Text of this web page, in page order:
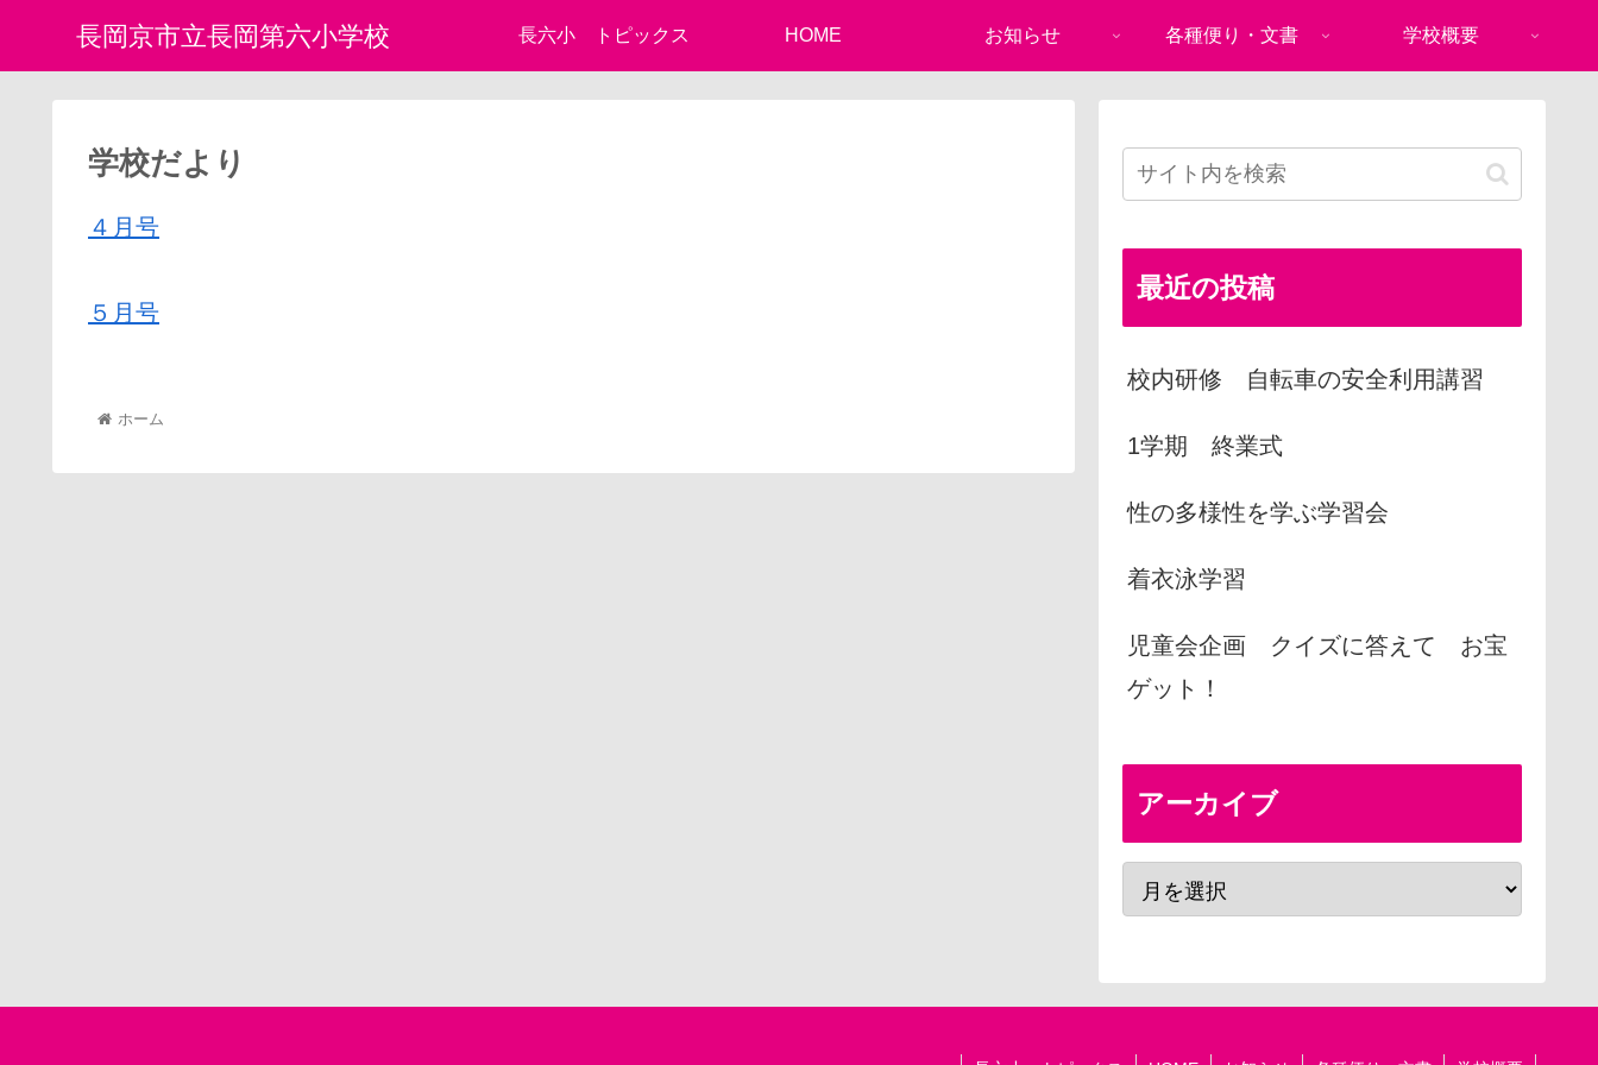
長岡京市立長岡第六小学校 長六小 トピックス HOME お知らせ 各種便り・文書 学校概要
学校だより
４月号
５月号
ホーム
最近の投稿
校内研修 自転車の安全利用講習
1学期 終業式
性の多様性を学ぶ学習会
着衣泳学習
児童会企画 クイズに答えて お宝
ゲット！
アーカイブ